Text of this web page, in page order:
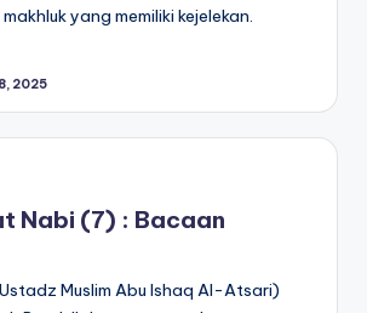
yang memiliki kejelekan.
2025
Nabi (7) : Bacaan
Muslim Abu Ishaq Al-Atsari)